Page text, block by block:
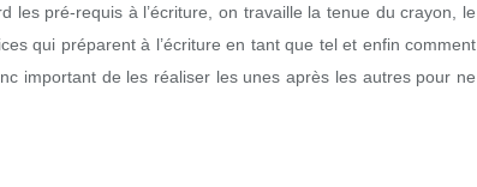
les pré-requis à l’écriture, on travaille la tenue du crayon, le
qui préparent à l’écriture en tant que tel et enfin comment
important de les réaliser les unes après les autres pour ne